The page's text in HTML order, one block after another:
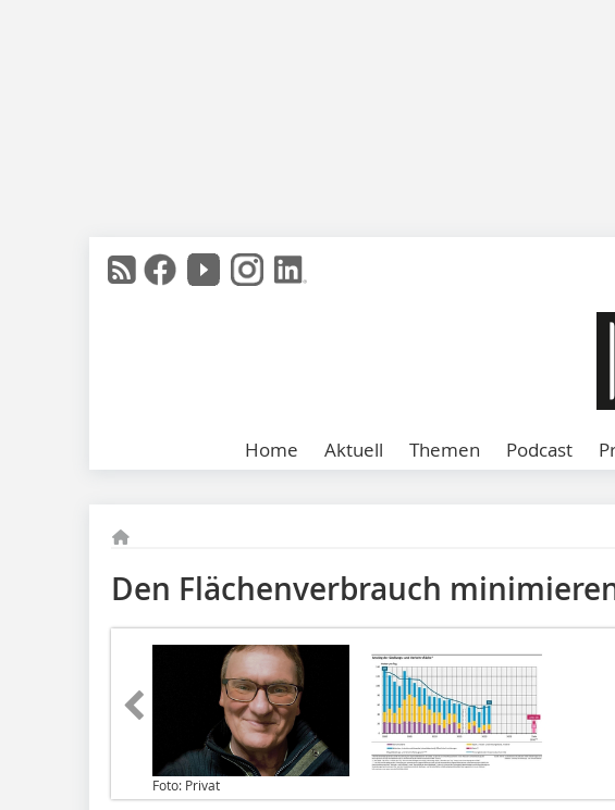
Home Aktuell Themen Podcast
Den Flächenverbrauch
Foto: Privat